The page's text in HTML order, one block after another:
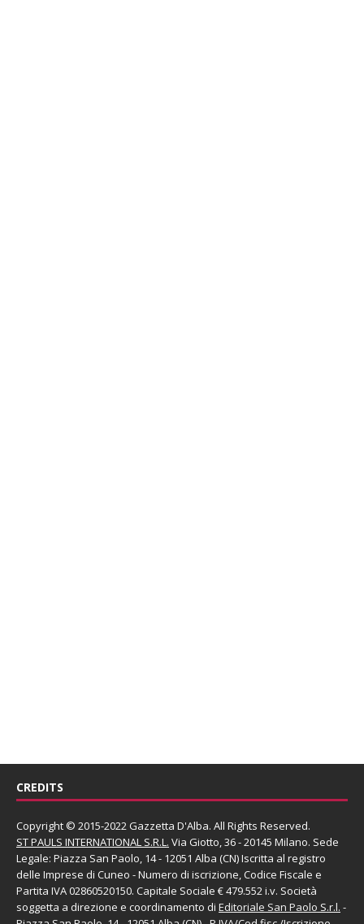
CREDITS
Copyright © 2015-2022 Gazzetta D'Alba. All Rights Reserved.
ST PAULS INTERNATIONAL S.R.L. Via Giotto, 36 - 20145 Milano. Sede
Legale: Piazza San Paolo, 14 - 12051 Alba (CN) Iscritta al registro
delle Imprese di Cuneo - Numero di iscrizione, Codice Fiscale e
Partita IVA 02860520150. Capitale Sociale € 479.552 i.v. Società
soggetta a direzione e coordinamento di Editoriale San Paolo S.r.l. -